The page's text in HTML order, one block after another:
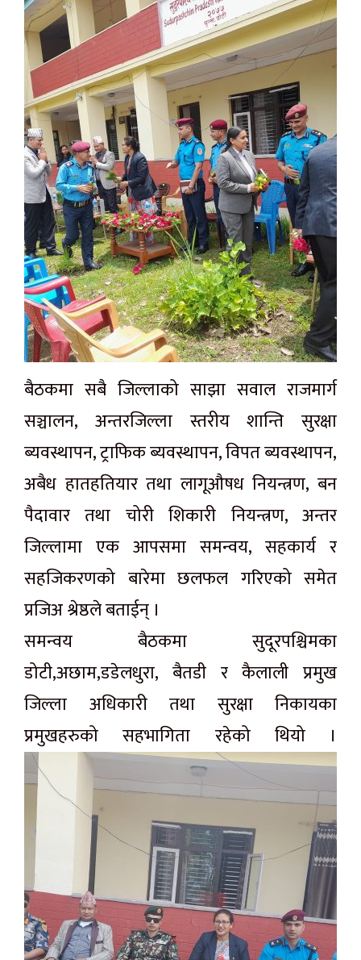
बैठकमा सबै जिल्लाको साझा सवाल राजमार्ग
सञ्चालन, अन्तरजिल्ला स्तरीय शान्ति सुरक्षा
ब्यवस्थापन, ट्राफिक ब्यवस्थापन, विपत ब्यवस्थापन,
अबैध हातहतियार तथा लागूऔषध नियन्त्रण, बन
पैदावार तथा चोरी शिकारी नियन्त्रण, अन्तर
जिल्लामा एक आपसमा समन्वय, सहकार्य र
सहजिकरणको बारेमा छलफल गरिएको समेत
प्रजिअ श्रेष्ठले बताईन् ।
समन्वय बैठकमा सुदूरपश्चिमका
डोटी,अछाम,डडेलधुरा, बैतडी र कैलाली प्रमुख
जिल्ला अधिकारी तथा सुरक्षा निकायका
प्रमुखहरुको सहभागिता रहेको थियो ।